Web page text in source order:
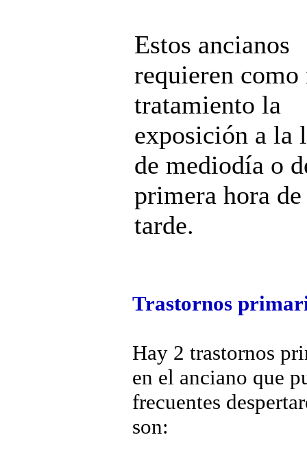
Estos ancianos
requieren
tratamiento la
exposición a la
de mediodía o
primera hora
tarde.
Trastornos
Hay 2 trastornos
en el anciano que
frecuentes
son: